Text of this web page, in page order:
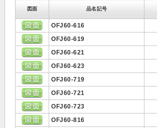
図面 品名記号
OFJ60-616
OFJ60-619
OFJ60-621
OFJ60-623
OFJ60-719
OFJ60-721
OFJ60-723
OFJ60-816